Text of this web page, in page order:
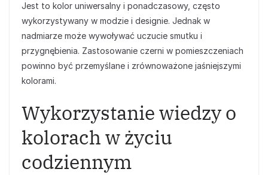
Jest to kolor uniwersalny i ponadczasowy, często
wykorzystywany w modzie i designie. Jednak w
nadmiarze może wywoływać uczucie smutku i
przygnębienia. Zastosowanie czerni w pomieszczeniach
powinno być przemyślane i zrównoważone jaśniejszymi
kolorami.
Wykorzystanie wiedzy o
kolorach w życiu
codziennym